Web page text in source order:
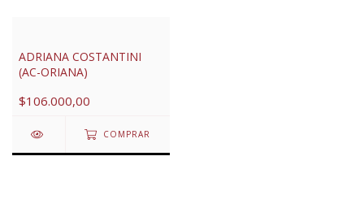
ADRIANA COSTANTINI
(AC-ORIANA)
$106.000,00
COMPRAR